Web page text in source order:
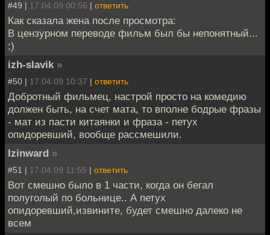
#49 | 17.04.09 00:56 | ответить
Как сказала жена после просмотра:
В цензурном переводе фильм был бы непонятный...
;)
izh-slavik »
#50 | 17.04.09 10:37 | ответить
Добротный фильмец, настрой просто на комедию
должен быть, на счет мата, то вполне бодрые фразы
- мат из пасти китаянки и фраза - петух
опидоревший, вообще рассмешили.
Izinward »
#51 | 17.04.09 11:55 | ответить
Вот смешно было в 1 части, когда он бегал
полуголый по больнице.. А петух
опидоревший,извините, будет смешно далеко не
всем